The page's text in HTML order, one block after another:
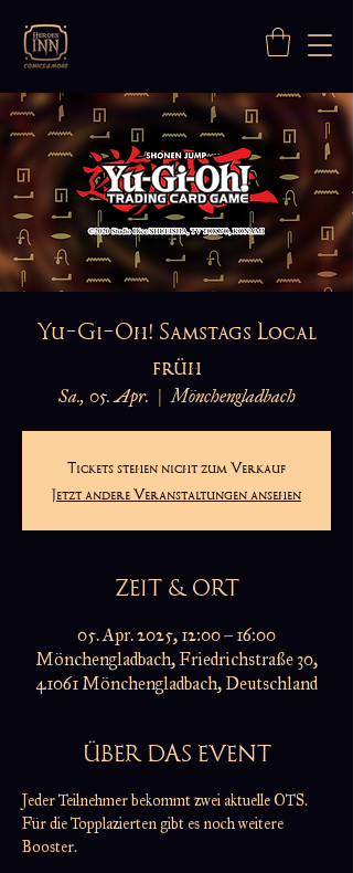
Yu-Gi-Oh! Samstags Local
früh
Sa., 05. Apr.
  |
Mönchengladbach
Tickets stehen nicht zum Verkauf
Jetzt andere Veranstaltungen ansehen
ZEIT & ORT
05. Apr. 2025, 12:00 – 16:00
Mönchengladbach, Friedrichstraße 30,
41061 Mönchengladbach, Deutschland
ÜBER DAS EVENT
Jeder Teilnehmer bekommt zwei aktuelle OTS.
Für die Topplazierten gibt es noch weitere
Booster.